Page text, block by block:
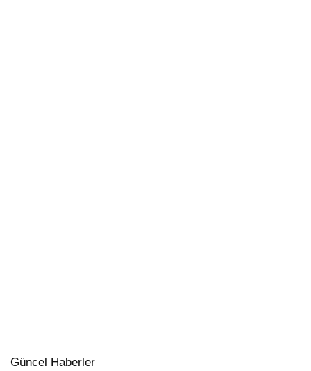
Güncel Haberler